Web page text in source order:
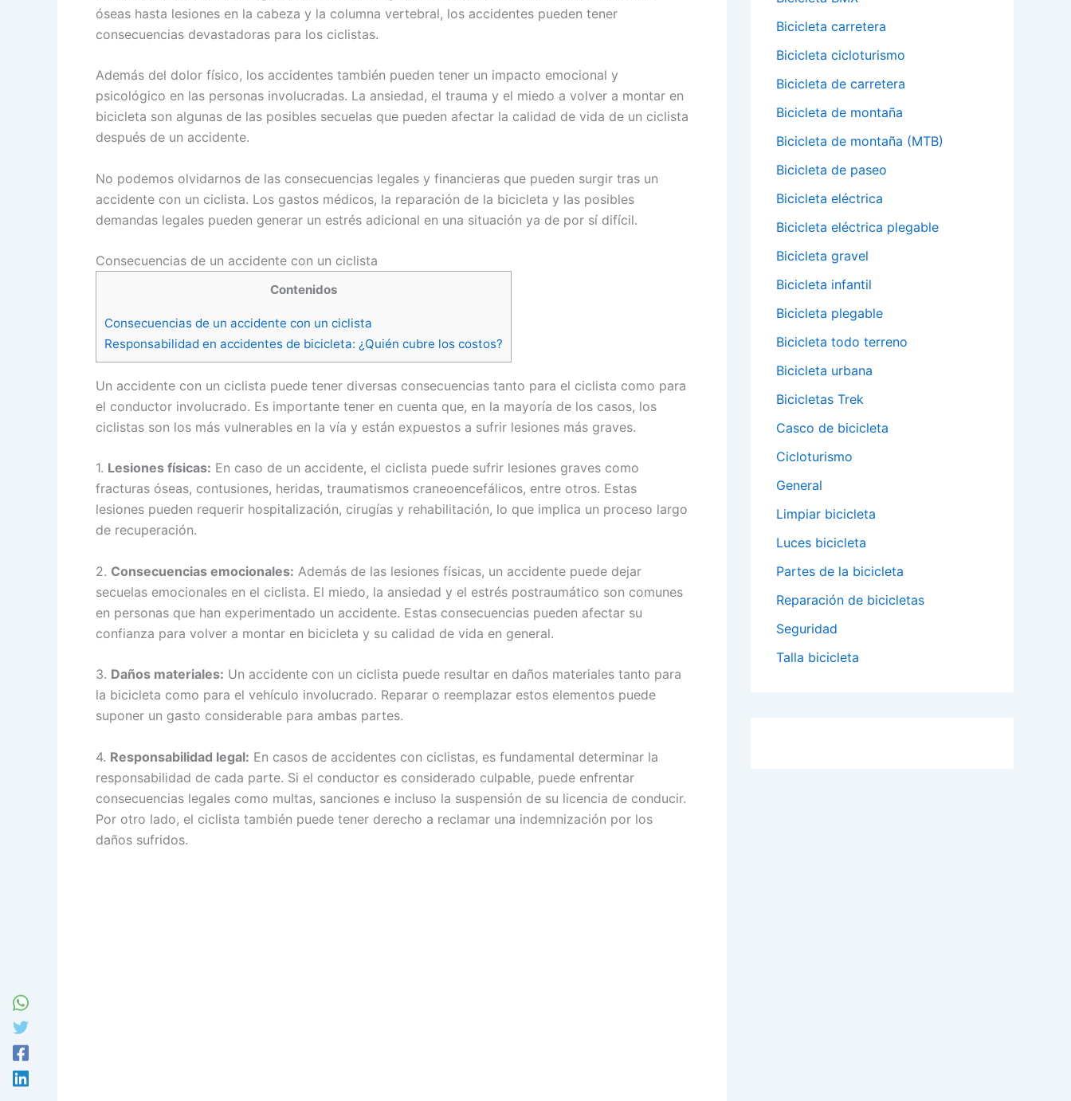
óseas hasta lesiones en la cabeza y la columna vertebral, los accidentes pueden tener
consecuencias devastadoras para los ciclistas.
Además del dolor físico, los accidentes también pueden tener un impacto emocional y
psicológico en las personas involucradas. La ansiedad, el trauma y el miedo a volver a montar en
bicicleta son algunas de las posibles secuelas que pueden afectar la calidad de vida de un ciclista
después de un accidente.
No podemos olvidarnos de las consecuencias legales y financieras que pueden surgir tras un
accidente con un ciclista. Los gastos médicos, la reparación de la bicicleta y las posibles
demandas legales pueden generar un estrés adicional en una situación ya de por sí difícil.
Consecuencias de un accidente con un ciclista
Contenidos
Consecuencias de un accidente con un ciclista
Responsabilidad en accidentes de bicicleta: ¿Quién cubre los costos?
Un accidente con un ciclista puede tener diversas consecuencias tanto para el ciclista como para
el conductor involucrado. Es importante tener en cuenta que, en la mayoría de los casos, los
ciclistas son los más vulnerables en la vía y están expuestos a sufrir lesiones más graves.
1. Lesiones físicas: En caso de un accidente, el ciclista puede sufrir lesiones graves como
fracturas óseas, contusiones, heridas, traumatismos craneoencefálicos, entre otros. Estas
lesiones pueden requerir hospitalización, cirugías y rehabilitación, lo que implica un proceso largo
de recuperación.
2. Consecuencias emocionales: Además de las lesiones físicas, un accidente puede dejar
secuelas emocionales en el ciclista. El miedo, la ansiedad y el estrés postraumático son comunes
en personas que han experimentado un accidente. Estas consecuencias pueden afectar su
confianza para volver a montar en bicicleta y su calidad de vida en general.
3. Daños materiales: Un accidente con un ciclista puede resultar en daños materiales tanto para
la bicicleta como para el vehículo involucrado. Reparar o reemplazar estos elementos puede
suponer un gasto considerable para ambas partes.
4. Responsabilidad legal: En casos de accidentes con ciclistas, es fundamental determinar la
responsabilidad de cada parte. Si el conductor es considerado culpable, puede enfrentar
consecuencias legales como multas, sanciones e incluso la suspensión de su licencia de conducir.
Por otro lado, el ciclista también puede tener derecho a reclamar una indemnización por los
daños sufridos.
Bicicleta carretera
Bicicleta cicloturismo
Bicicleta de carretera
Bicicleta de montaña
Bicicleta de montaña (MTB)
Bicicleta de paseo
Bicicleta eléctrica
Bicicleta eléctrica plegable
Bicicleta gravel
Bicicleta infantil
Bicicleta plegable
Bicicleta todo terreno
Bicicleta urbana
Bicicletas Trek
Casco de bicicleta
Cicloturismo
General
Limpiar bicicleta
Luces bicicleta
Partes de la bicicleta
Reparación de bicicletas
Seguridad
Talla bicicleta